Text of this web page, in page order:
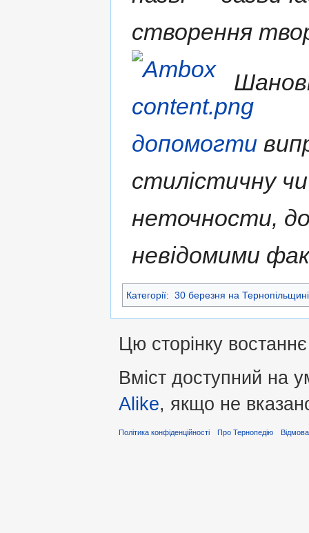
створення
допомогти
стилістичну
неточности,
невідомими
Категорії: 30 березня на Тернопільщині
Цю сторінку
Вміст доступний на
Alike, якщо не
Політика конфіденційності Про Тернопедію